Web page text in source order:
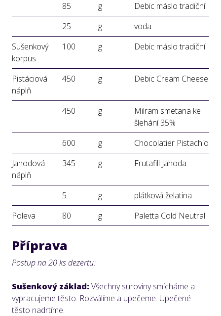
85 g
Debic máslo tradiční
25
g
voda
Sušenkový
korpus
100 g Debic máslo tradiční
Pistáciová
náplň
450 g Debic Cream Cheese
450 g
Milram smetana ke
šlehání 35%
600
g
Chocolatier Pistachio
Jahodová
náplň
345 g Frutafill Jahoda
5 g
plátková želatina
Poleva
80 g Paletta Cold Neutral
Příprava
Postup na 20 ks dezertu:
Sušenkový základ: Všechny suroviny smícháme a
vypracujeme těsto. Rozválíme a upečeme. Upečené
těsto nadrtíme.